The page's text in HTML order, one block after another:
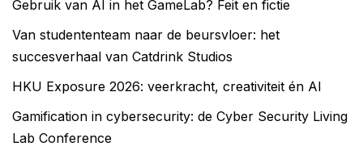
Gebruik van AI in het GameLab? Feit en fictie
Van studententeam naar de beursvloer: het
succesverhaal van Catdrink Studios
HKU Exposure 2026: veerkracht, creativiteit én AI
Gamification in cybersecurity: de Cyber Security Living
Lab Conference